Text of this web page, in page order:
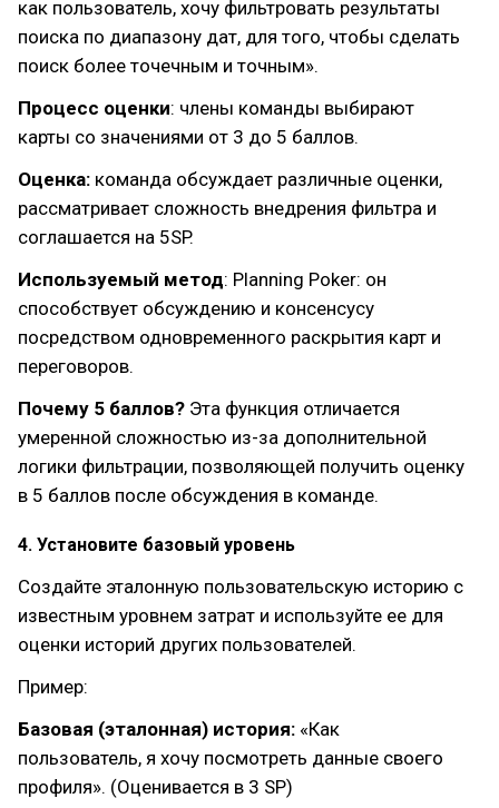
как пользователь, хочу фильтровать результаты
поиска по диапазону дат, для того, чтобы сделать
поиск более точечным и точным».
Процесс оценки: члены команды выбирают
карты со значениями от 3 до 5 баллов.
Оценка: команда обсуждает различные оценки,
рассматривает сложность внедрения фильтра и
соглашается на 5SP.
Используемый метод: Planning Poker: он
способствует обсуждению и консенсусу
посредством одновременного раскрытия карт и
переговоров.
Почему 5 баллов? Эта функция отличается
умеренной сложностью из-за дополнительной
логики фильтрации, позволяющей получить оценку
в 5 баллов после обсуждения в команде.
4. Установите базовый уровень
Создайте эталонную пользовательскую историю с
известным уровнем затрат и используйте ее для
оценки историй других пользователей.
Пример:
Базовая (эталонная) история: «Как
пользователь, я хочу посмотреть данные своего
профиля». (Оценивается в 3 SP)